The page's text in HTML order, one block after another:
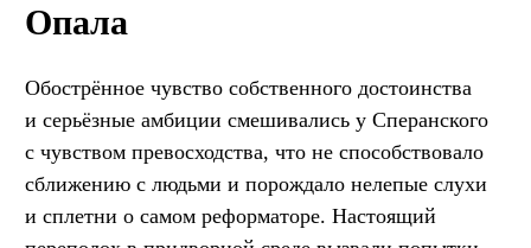
Опала
Обострённое чувство собственного достоинства
и серьёзные амбиции смешивались у Сперанского
с чувством превосходства, что не способствовало
сближению с людьми и порождало нелепые слухи
и сплетни о самом реформаторе. Настоящий